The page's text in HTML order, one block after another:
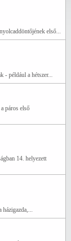
első...
- például a hétszer...
páros első
14. helyezett